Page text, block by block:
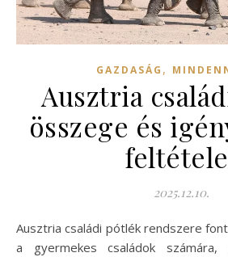
GAZDASÁG ,
Ausztria
összege és
2025.12.10.
Ausztria családi pótlék rendszere fontos támogatást jelent
a gyermekes családok számára,